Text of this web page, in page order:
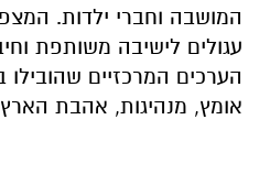
המושבה וחברי ילדות.
עגולים לישיבה משותפת
הערכים המרכזיים
אומץ, מנהיגות, אהבת הארץ